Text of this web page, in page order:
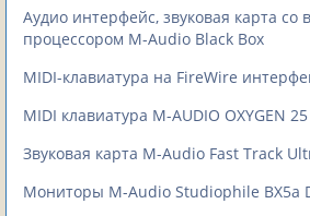
Аудио интерфейс, звуковая карта со
процессором M-Audio Black Box
MIDI-клавиатура на FireWire
MIDI клавиатура M-AUDIO OXYGEN 25
Звуковая карта M-Audio Fast Track
Мониторы M-Audio Studiophile BX5a